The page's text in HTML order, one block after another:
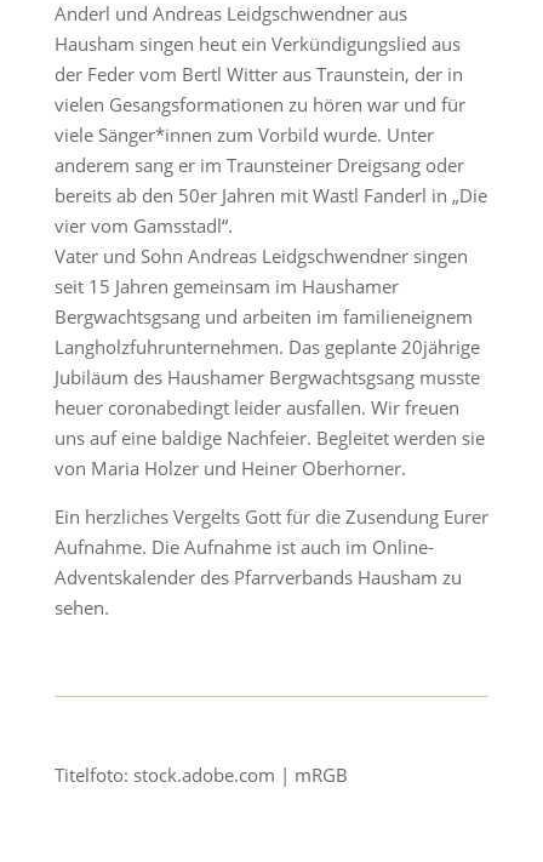
Anderl und Andreas Leidgschwendner aus
Hausham singen heut ein Verkündigungslied aus
der Feder vom Bertl Witter aus Traunstein, der in
vielen Gesangsformationen zu hören war und für
viele Sänger*innen zum Vorbild wurde. Unter
anderem sang er im Traunsteiner Dreigsang oder
bereits ab den 50er Jahren mit Wastl Fanderl in „Die
vier vom Gamsstadl“.
Vater und Sohn Andreas Leidgschwendner singen
seit 15 Jahren gemeinsam im Haushamer
Bergwachtsgsang und arbeiten im familieneignem
Langholzfuhrunternehmen. Das geplante 20jährige
Jubiläum des Haushamer Bergwachtsgsang musste
heuer coronabedingt leider ausfallen. Wir freuen
uns auf eine baldige Nachfeier. Begleitet werden sie
von Maria Holzer und Heiner Oberhorner.
Ein herzliches Vergelts Gott für die Zusendung Eurer
Aufnahme. Die Aufnahme ist auch im Online-
Adventskalender des Pfarrverbands Hausham zu
sehen.
Titelfoto: stock.adobe.com | mRGB